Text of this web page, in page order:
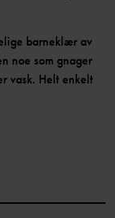
barneklær av
noe som gnager
vask. Helt enkelt